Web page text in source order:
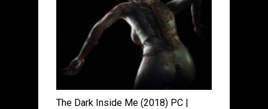
The Dark Inside Me (2018) PC |